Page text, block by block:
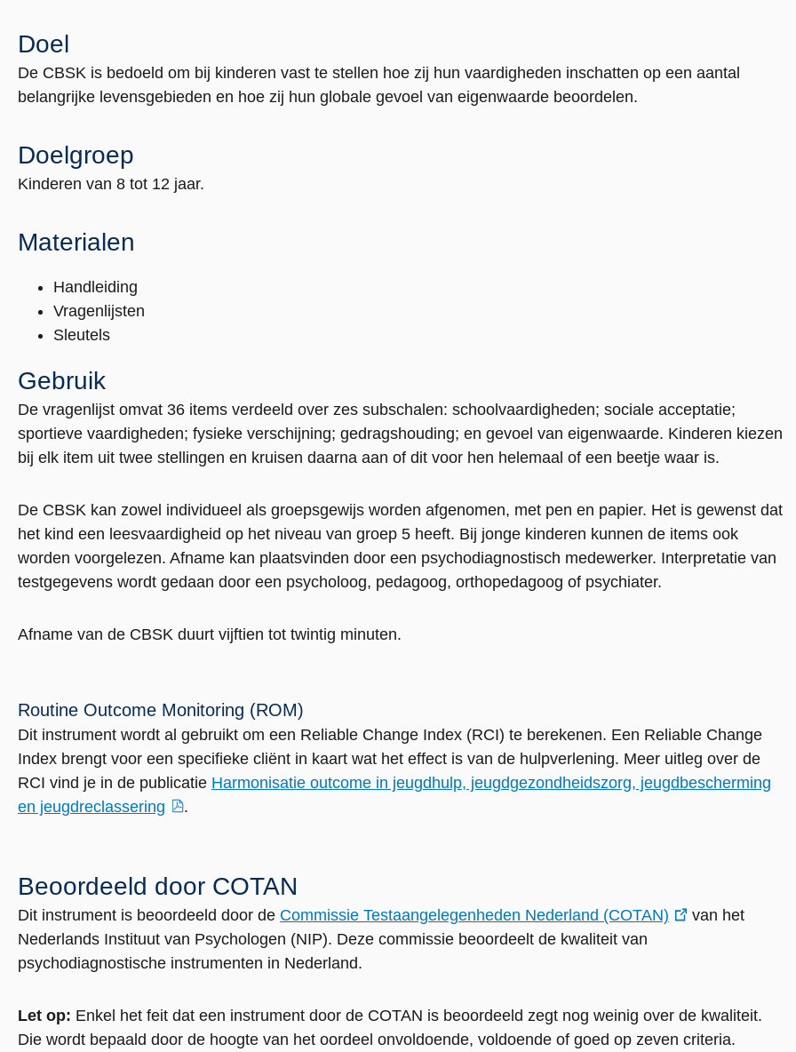
Doel
De CBSK is bedoeld om bij kinderen vast te stellen hoe zij hun vaardigheden inschatten op een aantal
belangrijke levensgebieden en hoe zij hun globale gevoel van eigenwaarde beoordelen.
Doelgroep
Kinderen van 8 tot 12 jaar.
Materialen
Handleiding
Vragenlijsten
Sleutels
Gebruik
De vragenlijst omvat 36 items verdeeld over zes subschalen: schoolvaardigheden; sociale acceptatie;
sportieve vaardigheden; fysieke verschijning; gedragshouding; en gevoel van eigenwaarde. Kinderen kiezen
bij elk item uit twee stellingen en kruisen daarna aan of dit voor hen helemaal of een beetje waar is.
De CBSK kan zowel individueel als groepsgewijs worden afgenomen, met pen en papier. Het is gewenst dat
het kind een leesvaardigheid op het niveau van groep 5 heeft. Bij jonge kinderen kunnen de items ook
worden voorgelezen. Afname kan plaatsvinden door een psychodiagnostisch medewerker. Interpretatie van
testgegevens wordt gedaan door een psycholoog, pedagoog, orthopedagoog of psychiater.
Afname van de CBSK duurt vijftien tot twintig minuten.
Routine Outcome Monitoring (ROM)
Dit instrument wordt al gebruikt om een Reliable Change Index (RCI) te berekenen. Een Reliable Change
Index brengt voor een specifieke cliënt in kaart wat het effect is van de hulpverlening. Meer uitleg over de
RCI vind je in de publicatie Harmonisatie outcome in jeugdhulp, jeugdgezondheidszorg, jeugdbescherming
en jeugdreclassering
.
Beoordeeld door COTAN
Dit instrument is beoordeeld door de Commissie Testaangelegenheden Nederland (COTAN)
externe
link
van het
Nederlands Instituut van Psychologen (NIP). Deze commissie beoordeelt de kwaliteit van
psychodiagnostische instrumenten in Nederland.
Let op: Enkel het feit dat een instrument door de COTAN is beoordeeld zegt nog weinig over de kwaliteit.
Die wordt bepaald door de hoogte van het oordeel onvoldoende, voldoende of goed op zeven criteria.